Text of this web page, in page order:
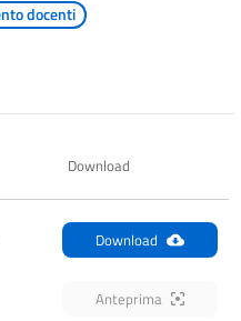
docenti
Download
Download
Anteprima